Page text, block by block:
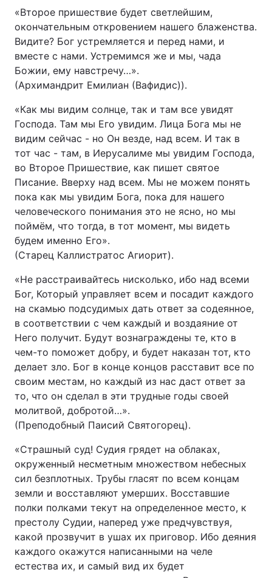
«Второе пришествие будет светлейшим,
окончательным откровением нашего блаженства.
Видите? Бог устремляется и перед нами, и
вместе с нами. Устремимся же и мы, чада
Божии, ему навстречу…».
(Архимандрит Емилиан (Вафидис)).
«Как мы видим солнце, так и там все увидят
Господа. Там мы Его увидим. Лица Бога мы не
видим сейчас - но Он везде, над всем. И так в
тот час - там, в Иерусалиме мы увидим Господа,
во Второе Пришествие, как пишет святое
Писание. Вверху над всем. Мы не можем понять
пока как мы увидим Бога, пока для нашего
человеческого понимания это не ясно, но мы
поймём, что тогда, в тот момент, мы видеть
будем именно Его».
(Старец Каллистратос Агиорит).
«Не расстраивайтесь нисколько, ибо над всеми
Бог, Который управляет всем и посадит каждого
на скамью подсудимых дать ответ за содеянное,
в соответствии с чем каждый и воздаяние от
Него получит. Будут вознаграждены те, кто в
чем-то поможет добру, и будет наказан тот, кто
делает зло. Бог в конце концов расставит все по
своим местам, но каждый из нас даст ответ за
то, что он сделал в эти трудные годы своей
молитвой, добротой…».
(Преподобный Паисий Святогорец).
«Страшный суд! Судия грядет на облаках,
окруженный несметным множеством небесных
сил безплотных. Трубы гласят по всем концам
земли и восставляют умерших. Восставшие
полки полками текут на определенное место, к
престолу Судии, наперед уже предчувствуя,
какой прозвучит в ушах их приговор. Ибо деяния
каждого окажутся написанными на челе
естества их, и самый вид их будет